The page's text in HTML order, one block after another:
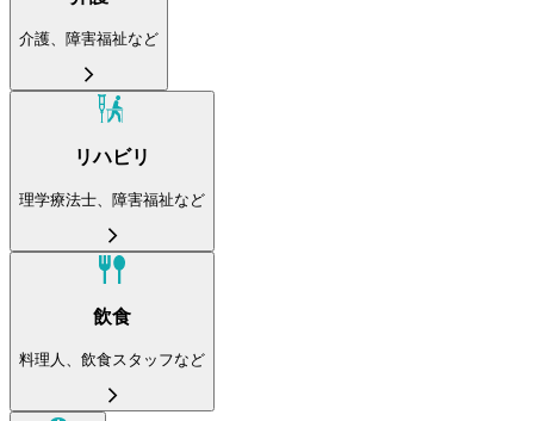
介護、障害福祉など
リハビリ
理学療法士、障害福祉など
飲食
料理人、飲食スタッフなど